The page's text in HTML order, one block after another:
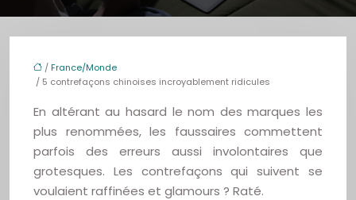
/ France/Monde
/ 5 contrefaçons chinoises incroyablement ridicules
En altérant au hasard le nom des marques les
plus renommées, les faussaires commettent
parfois des erreurs aussi involontaires que
grotesques. Les contrefaçons qui suivent se
voulaient raffinées et glamours ? Raté.